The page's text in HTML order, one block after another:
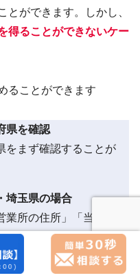
とができます。しかし、
得ることができないケー
ることができます
県を確認
をまず確認することが
埼玉県の場合
所の住所」「当時の
、その会社がいつから
のかの情報を提供して